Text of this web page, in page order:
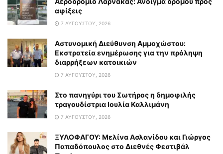
αφίξεις
7 ΑΥΓΟΎΣΤΟΥ, 2026
Αστυνομική Διεύθυνση Αμμοχώστου:
Εκστρατεία ενημέρωσης για την πρόληψη
διαρρήξεων κατοικιών
7 ΑΥΓΟΎΣΤΟΥ, 2026
Στο πανηγύρι του Σωτήρος η δημοφιλής
τραγουδίστρια Ιουλία Καλλιμάνη
7 ΑΥΓΟΎΣΤΟΥ, 2026
ΞΥΛΟΦΑΓΟΥ: Μελίνα Ασλανίδου και Γιώργος
Παπαδόπουλος στο Διεθνές Φεστιβάλ